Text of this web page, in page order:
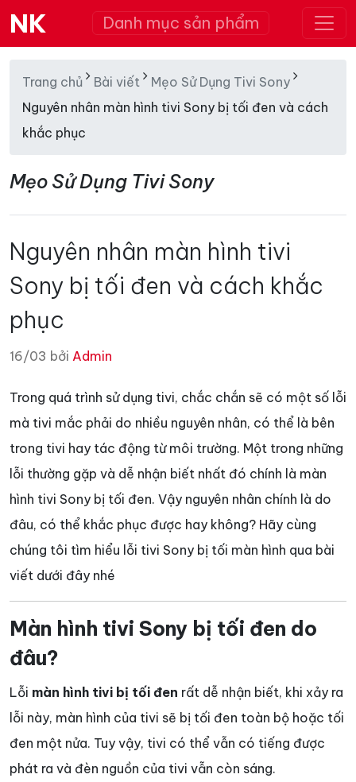
NK Danh mục sản phẩm
Trang chủ Bài viết
Mẹo Sử Dụng Tivi Sony
Nguyên nhân màn hình tivi Sony bị tối đen và cách
khắc phục
Mẹo Sử Dụng Tivi Sony
Nguyên nhân màn hình tivi
Sony bị tối đen và cách khắc
phục
16/03 bởi Admin
Trong quá trình sử dụng tivi, chắc chắn sẽ có một số lỗi
mà tivi mắc phải do nhiều nguyên nhân, có thể là bên
trong tivi hay tác động từ môi trường. Một trong những
lỗi thường gặp và dễ nhận biết nhất đó chính là màn
hình tivi Sony bị tối đen. Vậy nguyên nhân chính là do
đâu, có thể khắc phục được hay không? Hãy cùng
chúng tôi tìm hiểu lỗi tivi Sony bị tối màn hình qua bài
viết dưới đây nhé
Màn hình tivi Sony bị tối đen do
đâu?
Lỗi màn hình tivi bị tối đen rất dễ nhận biết, khi xảy ra
lỗi này, màn hình của tivi sẽ bị tối đen toàn bộ hoặc tối
đen một nửa. Tuy vậy, tivi có thể vẫn có tiếng được
phát ra và đèn nguồn của tivi vẫn còn sáng.